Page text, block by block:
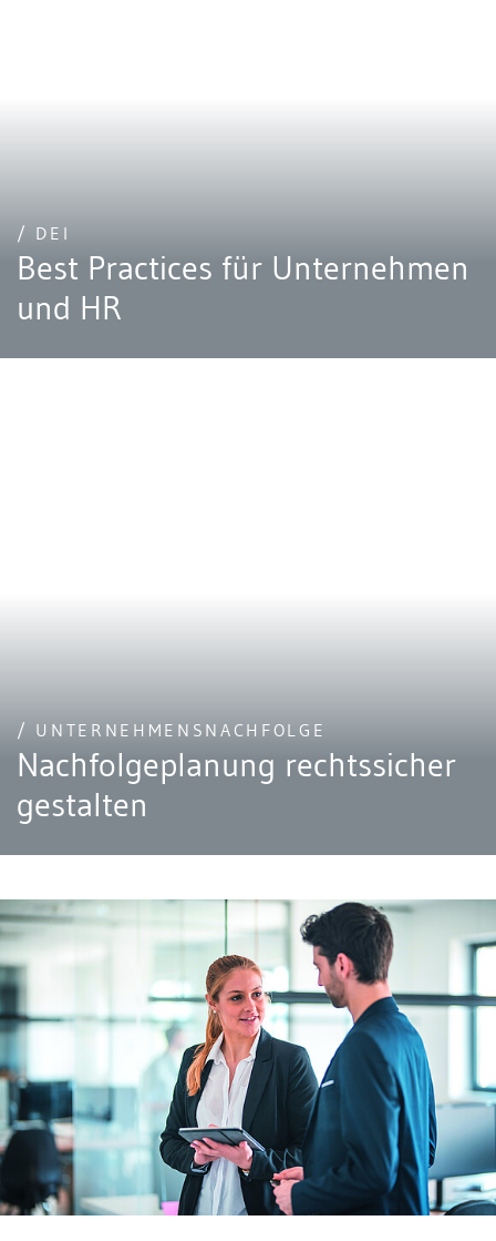
/ DEI
Best Practices für Unternehmen
und HR
/ UNTERNEHMENSNACHFOLGE
Nachfolgeplanung rechtssicher
gestalten